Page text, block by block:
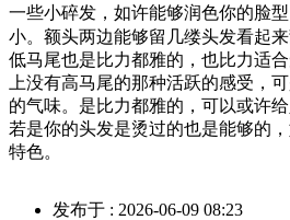
一些小碎发，如许能够润色你的脸
小。额头两边能够留几缕头发看起
低马尾也是比力都雅的，也比力适
上没有高马尾的那种活跃的感受，
的气味。是比力都雅的，可以或许
若是你的头发是烫过的也是能够的
特色。
发布于 : 2026-06-09 08:23